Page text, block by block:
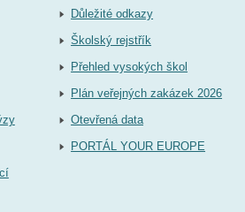
Důležité odkazy
Školský rejstřík
Přehled vysokých škol
Plán veřejných zakázek 2026
Otevřená data
PORTÁL YOUR EUROPE